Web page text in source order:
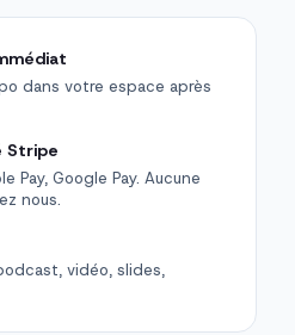
dans votre espace après
Stripe
Pay, Google Pay. Aucune
nous.
vidéo, slides,